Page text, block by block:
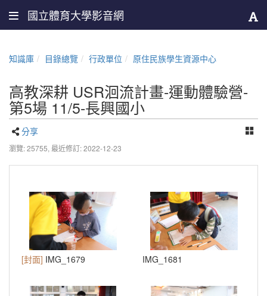
國立體育大學影音網
知識庫 目錄總覽 行政單位 原住民族學生資源中心
高教深耕 USR洄流計畫-運動體驗營-
第5場 11/5-長興國小
分享
瀏覽: 25755, 最近修訂: 2022-12-23
[封面] IMG_1679 IMG_1681